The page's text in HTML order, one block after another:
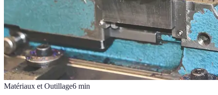
Matériaux et Outillage6 min